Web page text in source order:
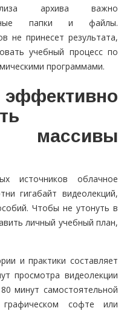
архива важно
папки и файлы.
не принесет результата,
учебный процесс по
программами.
массивы
источников облачное
гигабайт видеолекций,
Чтобы не утонуть в
личный учебный план,
и практики составляет
просмотра видеолекции
минут самостоятельной
софте или